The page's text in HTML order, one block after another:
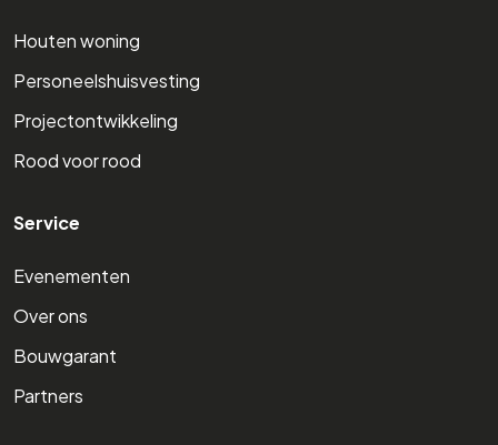
Houten woning
Personeelshuisvesting
Projectontwikkeling
Rood voor rood
Service
Evenementen
Over ons
Bouwgarant
Partners